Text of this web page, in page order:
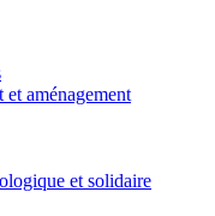
aménagement
et solidaire